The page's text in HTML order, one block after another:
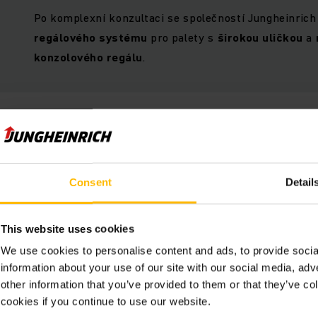
Consent
This website uses cookies
We use cookies to personalise content and ads, to provide
information about your use of our site with our social media,
other information that you’ve provided to them or that they’ve
cookies if you continue to use our website.
Po komplexní konzultaci se společností
regálového systému pro palety s širokou uličkou a
konzolového regálu.
VEDOUCÍ LOGISTIKY
„Klíčovým faktorem pro
Jungheinrich jako
konzultace a
celé fáze výběru.“